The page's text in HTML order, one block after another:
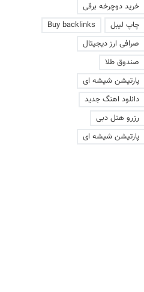
خرید دوچرخه برقی
چاپ لیبل
Buy backlinks
صرافی ارز دیجیتال
صندوق طلا
پارتیشن شیشه ای
دانلود اهنگ جدید
رزرو هتل دبی
پارتیشن شیشه ای